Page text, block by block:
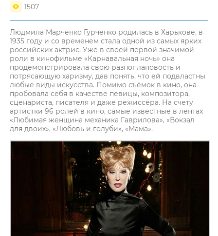
1507
Людмила Марченко Гурченко родилась в Харькове, в
1935 году и со временем стала одной из самых ярких
российских актрис. Уже в своей первой значимой
роли в кинофильме «Карнавальная ночь» она
продемонстрировала свою разноплановость и
потрясающую харизму, дав понять, что ей подвластны
любые виды искусства. Помимо съёмок в кино, она
пробовала себя в качестве певицы, композитора,
сценариста, писателя и даже режиссёра. На счету
артистки 96 ролей в кино, самые известные в лентах
«Любимая женщина механика Гаврилова», «Вокзал
для двоих», «Любовь и голуби», «Мама».